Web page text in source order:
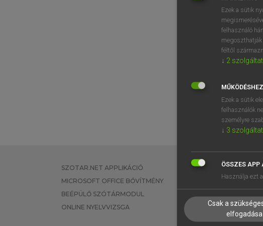
SZOTAR.NET APPLIKÁCIÓ
MICROSOFT OFFICE BŐVÍTMÉNY
BEÉPÜLŐ SZÓTÁRMODUL
ONLINE NYELVVIZSGA
EGYÉNI
TANULÓKNAK
VÁLLALATI
Ezek a sütik
felhasználó
féltől
↓ 2
Ezek a sütik
felhasználók
személyre
↓ 3
ÖSSZES APP
Használja ezt
Csak a
elfogadása